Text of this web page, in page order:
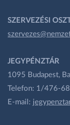
SZERVEZÉSI
JEGYPÉNZTÁR
1095 Budapest,
Telefon: 1/476-
E-mail: